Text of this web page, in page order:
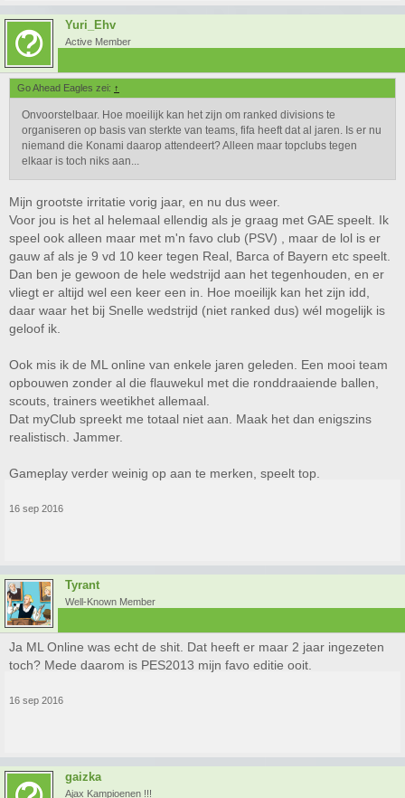
Yuri_Ehv
Active Member
Go Ahead Eagles zei: ↑
Onvoorstelbaar. Hoe moeilijk kan het zijn om ranked divisions te
organiseren op basis van sterkte van teams, fifa heeft dat al jaren. Is er nu
niemand die Konami daarop attendeert? Alleen maar topclubs tegen
elkaar is toch niks aan...
Mijn grootste irritatie vorig jaar, en nu dus weer.
Voor jou is het al helemaal ellendig als je graag met GAE speelt. Ik
speel ook alleen maar met m'n favo club (PSV) , maar de lol is er
gauw af als je 9 vd 10 keer tegen Real, Barca of Bayern etc speelt.
Dan ben je gewoon de hele wedstrijd aan het tegenhouden, en er
vliegt er altijd wel een keer een in. Hoe moeilijk kan het zijn idd,
daar waar het bij Snelle wedstrijd (niet ranked dus) wél mogelijk is
geloof ik.
Ook mis ik de ML online van enkele jaren geleden. Een mooi team
opbouwen zonder al die flauwekul met die ronddraaiende ballen,
scouts, trainers weetikhet allemaal.
Dat myClub spreekt me totaal niet aan. Maak het dan enigszins
realistisch. Jammer.
Gameplay verder weinig op aan te merken, speelt top.
16 sep 2016
Tyrant
Well-Known Member
Ja ML Online was echt de shit. Dat heeft er maar 2 jaar ingezeten
toch? Mede daarom is PES2013 mijn favo editie ooit.
16 sep 2016
gaizka
Ajax Kampioenen !!!